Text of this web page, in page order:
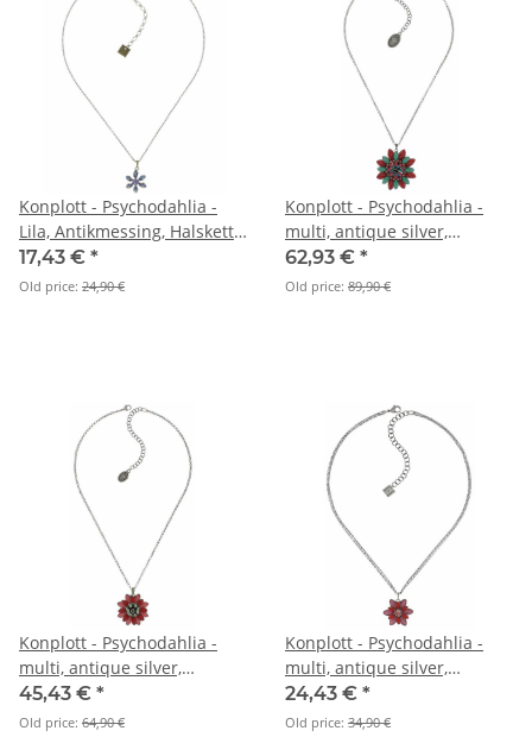
Konplott - Psychodahlia -
Lila, Antikmessing, Halskette
mit Anhänger
17,43 € *
Old price: 24,90 €
Konplott - Psychodahlia -
multi, antique silver,
necklace pendant
62,93 € *
Old price: 89,90 €
Konplott - Psychodahlia -
multi, antique silver,
necklace pendant
45,43 € *
Old price: 64,90 €
Konplott - Psychodahlia -
multi, antique silver,
necklace pendant
24,43 € *
Old price: 34,90 €